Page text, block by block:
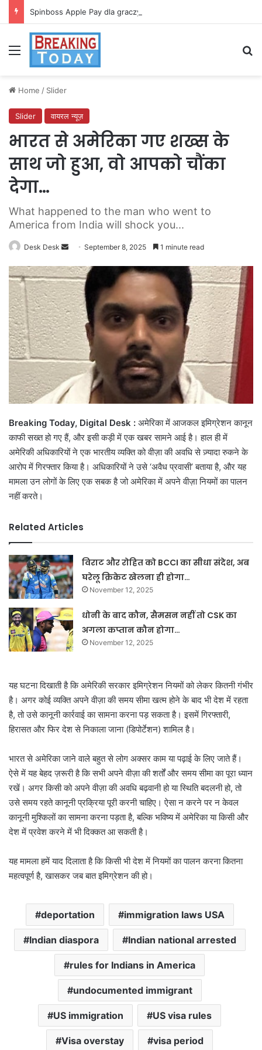
Spinboss Apple Pay dla graczy na iPhone
Menu
Home / Slider
Slider वायरल न्यूज़
भारत से अमेरिका गए शख्स के
साथ जो हुआ, वो आपको चौंका
देगा…
What happened to the man who went to
America from India will shock you...
Desk Desk
Send
email
September 8, 2025 1 minute read
Breaking Today, Digital Desk : अमेरिका में आजकल इमिग्रेशन कानून
काफी सख्त हो गए हैं, और इसी कड़ी में एक खबर सामने आई है। हाल ही में
अमेरिकी अधिकारियों ने एक भारतीय व्यक्ति को वीज़ा की अवधि से ज़्यादा रुकने के
आरोप में गिरफ्तार किया है। अधिकारियों ने उसे ‘अवैध प्रवासी’ बताया है, और यह
मामला उन लोगों के लिए एक सबक है जो अमेरिका में अपने वीज़ा नियमों का पालन
नहीं करते।
Related Articles
विराट और रोहित को BCCI का सीधा संदेश, अब
घरेलू क्रिकेट खेलना ही होगा…
November 12, 2025
धोनी के बाद कौन, सैमसन नहीं तो CSK का
अगला कप्तान कौन होगा…
November 12, 2025
यह घटना दिखाती है कि अमेरिकी सरकार इमिग्रेशन नियमों को लेकर कितनी गंभीर
है। अगर कोई व्यक्ति अपने वीज़ा की समय सीमा खत्म होने के बाद भी देश में रहता
है, तो उसे कानूनी कार्रवाई का सामना करना पड़ सकता है। इसमें गिरफ्तारी,
हिरासत और फिर देश से निकाला जाना (डिपोर्टेशन) शामिल है।
भारत से अमेरिका जाने वाले बहुत से लोग अक्सर काम या पढ़ाई के लिए जाते हैं।
ऐसे में यह बेहद ज़रूरी है कि सभी अपने वीज़ा की शर्तों और समय सीमा का पूरा ध्यान
रखें। अगर किसी को अपने वीज़ा की अवधि बढ़वानी हो या स्थिति बदलनी हो, तो
उसे समय रहते कानूनी प्रक्रिया पूरी करनी चाहिए। ऐसा न करने पर न केवल
कानूनी मुश्किलों का सामना करना पड़ता है, बल्कि भविष्य में अमेरिका या किसी और
देश में प्रवेश करने में भी दिक्कत आ सकती है।
यह मामला हमें याद दिलाता है कि किसी भी देश में नियमों का पालन करना कितना
महत्वपूर्ण है, खासकर जब बात इमिग्रेशन की हो।
deportation immigration laws USA
Indian diaspora Indian national arrested
rules for Indians in America
undocumented immigrant
US immigration US visa rules
Visa overstay visa period